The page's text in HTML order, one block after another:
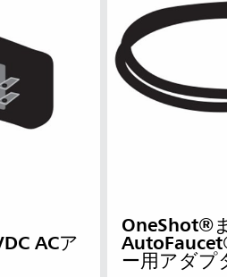
ACア
OneShot®
ー用アダプ